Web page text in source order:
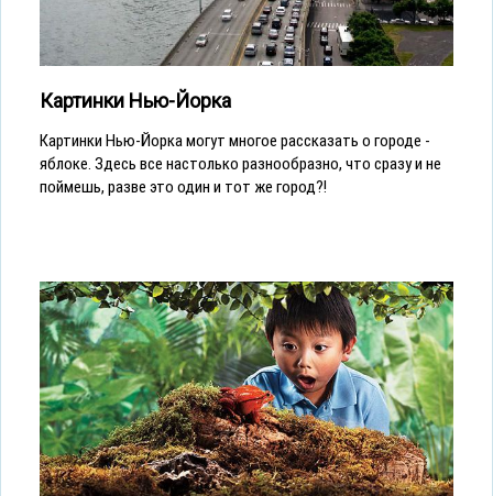
Картинки Нью-Йорка
Картинки Нью-Йорка могут многое рассказать о городе -
яблоке. Здесь все настолько разнообразно, что сразу и не
поймешь, разве это один и тот же город?!